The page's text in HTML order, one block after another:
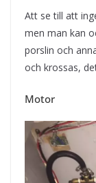
Att se till att
men man kan
porslin och
och krossas,
Motor